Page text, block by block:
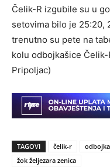
Čelik-R izgubile su u
setovima bilo je 25:20,
trenutno su pete na
kolu odbojkašice
Pripoljac)
TAGOVI čelik-r odbojka
žok željezara zenica